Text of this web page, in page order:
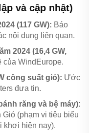
và cập nhật)
(117 GW): Báo
nội dung liên quan.
2024 (16,4 GW,
của WindEurope.
công suất gió): Ước
đưa tin.
răng và bệ máy):
Gió (phạm vi tiêu biểu
khơi hiện nay).